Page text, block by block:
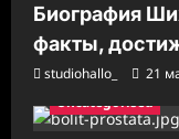
Биография
факты,
studiohallo_ 21
Uncategorised